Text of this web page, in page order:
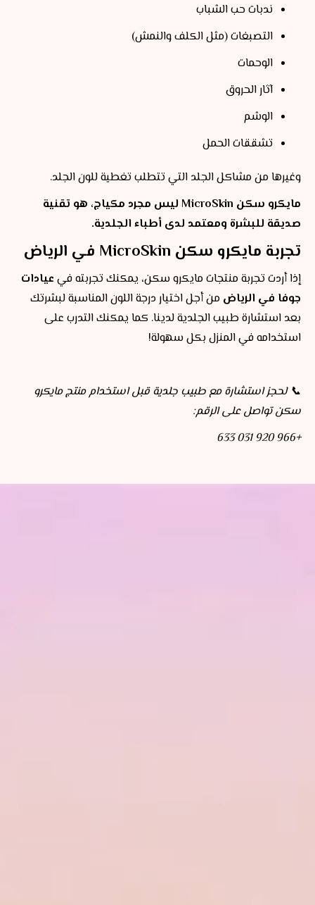
ندبات حب الشباب
التصبغات (مثل الكلف والنمش)
الوحمات
آثار الحروق
الوشم
تشققات الحمل
وغيرها من مشاكل الجلد التي تتطلب تغطية للون الجلد.
مايكرو سكن MicroSkin ليس مجرد مكياج، هو تقنية
صديقة للبشرة ومعتمد لدى أطباء الجلدية.
تجربة مايكرو سكن MicroSkin في الرياض
إذا أردت تجربة منتجات مايكرو سكن، يمكنك تجربته في عيادات
جوفا في الرياض من أجل اختيار درجة اللون المناسبة لبشرتك
بعد استشارة طبيب الجلدية لدينا. كما يمكنك التدرب على
استخدامه في المنزل بكل سهولة!
📞 لحجز استشارة مع طبيب جلدية قبل استخدام منتج مايكرو
سكن تواصل على الرقم:
+966 920 031 633